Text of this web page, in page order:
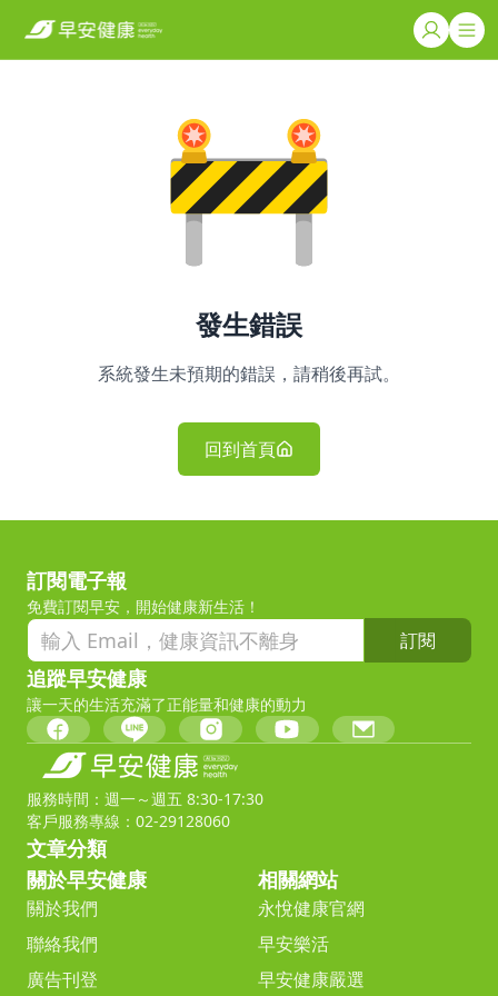
發生錯誤
系統發生未預期的錯誤，請稍後再試。
回到首頁
訂閱電子報
免費訂閱早安，開始健康新生活！
訂閱
追蹤早安健康
讓一天的生活充滿了正能量和健康的動力
服務時間：週一～週五 8:30-17:30
客戶服務專線：02-29128060
文章分類
關於早安健康
關於我們
聯絡我們
廣告刊登
相關網站
永悅健康官網
早安樂活
早安健康嚴選